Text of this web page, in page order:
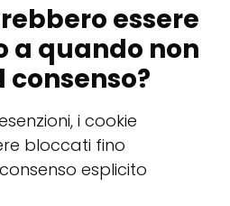
essere
a quando non
i cookie
bloccati fino
esplicito